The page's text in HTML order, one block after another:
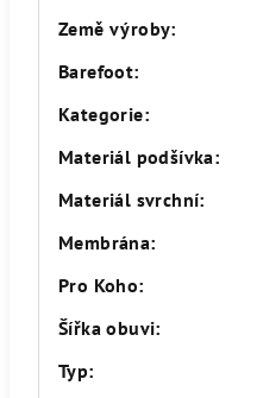
Země výroby:
Barefoot:
Kategorie:
Materiál podšívka:
Materiál svrchní:
Membrána:
Pro Koho:
Šířka obuvi:
Typ: